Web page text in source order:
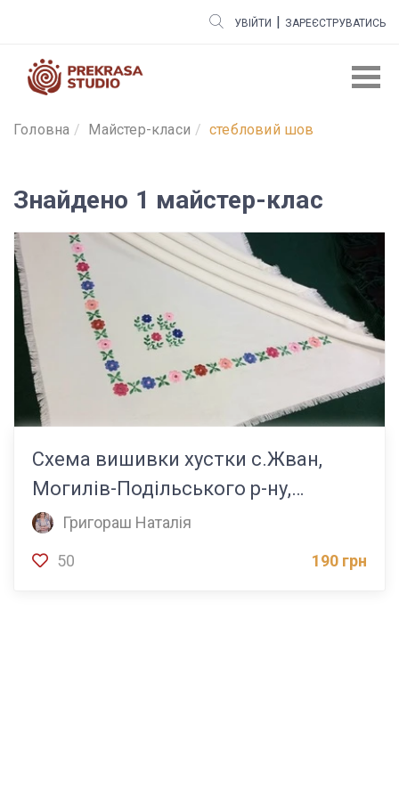
УВІЙТИ | ЗАРЕЄСТРУВАТИСЬ
Головна Майстер-класи стебловий шов
Знайдено 1 майстер-клас
Схема вишивки хустки с.Жван,
Могилів-Подільського р-ну,
Вінницької обл.
Григораш Наталія
50 190 грн